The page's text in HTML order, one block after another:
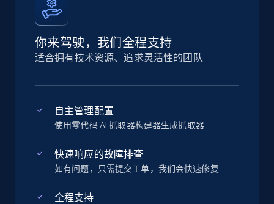
你来驾驶，我们全程支持
适合拥有技术资源、追求灵活性的团队
自主管理配置
使用零代码 AI 抓取器构建器生成抓取器
快速响应的故障排查
如有问题，只需提交工单，我们会快速修复
全程支持